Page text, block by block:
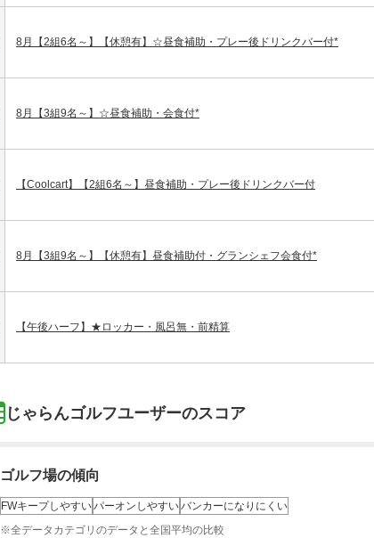
8月【2組6名～】【休憩有】☆昼食補助・プレー後ドリンクバー付*
8月【3組9名～】☆昼食補助・会食付*
【Coolcart】【2組6名～】昼食補助・プレー後ドリンクバー付
8月【3組9名～】【休憩有】昼食補助付・グランシェフ会食付*
【午後ハーフ】★ロッカー・風呂無・前精算
じゃらんゴルフユーザーのスコア
ゴルフ場の傾向
FWキープしやすいパーオンしやすいバンカーになりにくい
※全データカテゴリのデータと全国平均の比較